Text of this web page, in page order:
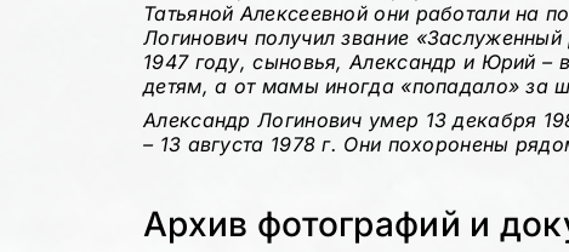
Татьяной Алексеевной они работали на
Логинович получил звание «Заслуженный
1947 году, сыновья, Александр и Юрий –
детям, а от мамы иногда «попадало» за
Александр Логинович умер 13 декабря
– 13 августа 1978 г. Они похоронены
Архив фотографий и